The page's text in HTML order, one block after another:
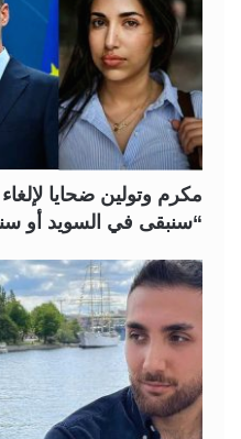
مكرم وتولين ضحايا
“سنبقى في السويد أو